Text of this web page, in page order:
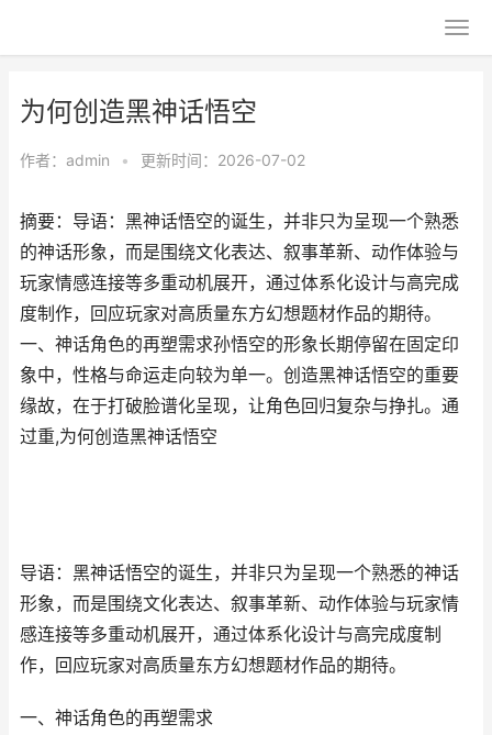
为何创造黑神话悟空
作者： admin • 更新时间：2026-07-02
摘要：导语：黑神话悟空的诞生，并非只为呈现一个熟悉
的神话形象，而是围绕文化表达、叙事革新、动作体验与
玩家情感连接等多重动机展开，通过体系化设计与高完成
度制作，回应玩家对高质量东方幻想题材作品的期待。
一、神话角色的再塑需求孙悟空的形象长期停留在固定印
象中，性格与命运走向较为单一。创造黑神话悟空的重要
缘故，在于打破脸谱化呈现，让角色回归复杂与挣扎。通
过重,为何创造黑神话悟空
导语：黑神话悟空的诞生，并非只为呈现一个熟悉的神话
形象，而是围绕文化表达、叙事革新、动作体验与玩家情
感连接等多重动机展开，通过体系化设计与高完成度制
作，回应玩家对高质量东方幻想题材作品的期待。
一、神话角色的再塑需求